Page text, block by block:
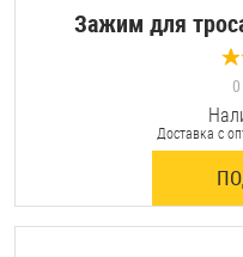
Зажим для
Доставка с